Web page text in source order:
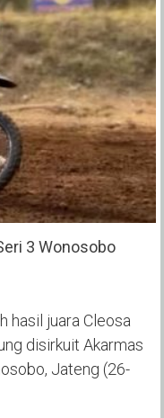
3 Wonosobo
hasil juara Cleosa
disirkuit Akarmas
Jateng (26-